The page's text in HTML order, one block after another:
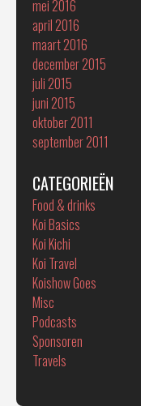
mei 2016
april 2016
maart 2016
december 2015
juli 2015
juni 2015
oktober 2011
september 2011
CATEGORIEËN
Food & drinks
Koi Basics
Koi Kichi
Koi Travel
Koishow Goes
Misc
Podcasts
Sponsoren
Travels